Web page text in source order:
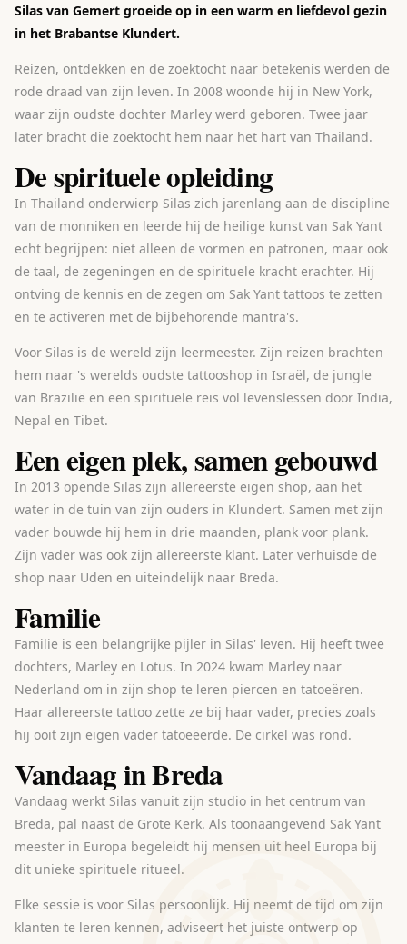
Silas van Gemert groeide op in een warm en liefdevol gezin
in het Brabantse Klundert.
Reizen, ontdekken en de zoektocht naar betekenis werden de
rode draad van zijn leven. In 2008 woonde hij in New York,
waar zijn oudste dochter Marley werd geboren. Twee jaar
later bracht die zoektocht hem naar het hart van Thailand.
De spirituele opleiding
In Thailand onderwierp Silas zich jarenlang aan de discipline
van de monniken en leerde hij de heilige kunst van Sak Yant
echt begrijpen: niet alleen de vormen en patronen, maar ook
de taal, de zegeningen en de spirituele kracht erachter. Hij
ontving de kennis en de zegen om Sak Yant tattoos te zetten
en te activeren met de bijbehorende mantra's.
Voor Silas is de wereld zijn leermeester. Zijn reizen brachten
hem naar 's werelds oudste tattooshop in Israël, de jungle
van Brazilië en een spirituele reis vol levenslessen door India,
Nepal en Tibet.
Een eigen plek, samen gebouwd
In 2013 opende Silas zijn allereerste eigen shop, aan het
water in de tuin van zijn ouders in Klundert. Samen met zijn
vader bouwde hij hem in drie maanden, plank voor plank.
Zijn vader was ook zijn allereerste klant. Later verhuisde de
shop naar Uden en uiteindelijk naar Breda.
Familie
Familie is een belangrijke pijler in Silas' leven. Hij heeft twee
dochters, Marley en Lotus. In 2024 kwam Marley naar
Nederland om in zijn shop te leren piercen en tatoeëren.
Haar allereerste tattoo zette ze bij haar vader, precies zoals
hij ooit zijn eigen vader tatoeëerde. De cirkel was rond.
Vandaag in Breda
Vandaag werkt Silas vanuit zijn studio in het centrum van
Breda, pal naast de Grote Kerk. Als toonaangevend Sak Yant
meester in Europa begeleidt hij mensen uit heel Europa bij
dit unieke spirituele ritueel.
Elke sessie is voor Silas persoonlijk. Hij neemt de tijd om zijn
klanten te leren kennen, adviseert het juiste ontwerp op